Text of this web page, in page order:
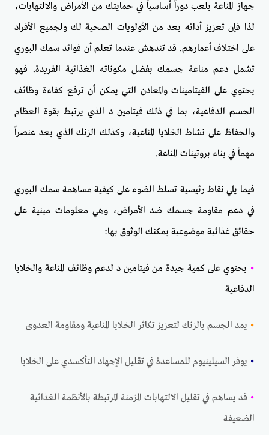
جهاز المناعة يلعب دوراً أساسياً في حمايتك من الأمراض والالتهابات،
لذا فإن تعزيز أدائه يعد من الأولويات الصحية لك ولجميع الأفراد
على اختلاف أعمارهم. قد تندهش عندما تعلم أن فوائد سمك البوري
تشمل دعم مناعة جسمك بفضل مكوناته الغذائية الفريدة. فهو
يحتوي على الفيتامينات والمعادن التي يمكن أن ترفع كفاءة وظائف
الجسم الدفاعية، بما في ذلك فيتامين د الذي يرتبط بقوة العظام
والحفاظ على نشاط الخلايا المناعية، وكذلك الزنك الذي يعد عنصراً
مهماً في بناء بروتينات المناعة.
فيما يلي نقاط رئيسية تسلط الضوء على كيفية مساهمة سمك البوري
في دعم مقاومة جسمك ضد الأمراض، وهي معلومات مبنية على
حقائق غذائية موضوعية يمكنك الوثوق بها:
• يحتوي على كمية جيدة من فيتامين د لدعم وظائف المناعة والخلايا
الدفاعية
• يمد الجسم بالزنك لتعزيز تكاثر الخلايا المناعية ومقاومة العدوى
• يوفر السيلينيوم للمساعدة في تقليل الإجهاد التأكسدي على الخلايا
• قد يساهم في تقليل الالتهابات المزمنة المرتبطة بالأنظمة الغذائية
الضعيفة